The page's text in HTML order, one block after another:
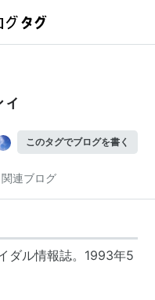
このタグでブログを書く
関連ブログ
ダル情報誌。1993年5